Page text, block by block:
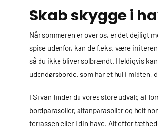
Skab skygge i
Når sommeren er over os, er det dejligt
spise udenfor, kan de f.eks. være
så du ikke bliver solbrændt. Heldigvis
udendørsborde, som har et hul i midten,
I Silvan finder du vores store udvalg af
bordparasoller, altanparasoller og helt
terrassen eller i din have. Alt efter